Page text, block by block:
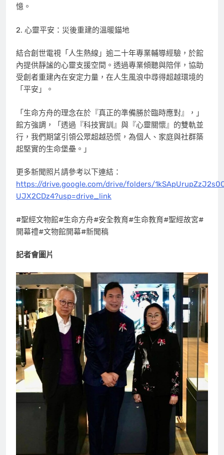
憶。
2. 心靈平安：災後重建的溫暖錨地
結合創世電視「人生熱線」逾二十年專業輔導經驗，於館
內提供靜謐的心靈支援空間。透過專業傾聽與陪伴，協助
受創者重建內在安定力量，在人生風浪中尋得超越環境的
「平安」。
「生命方舟的理念在於『真正的準備勝於臨時應對』，」
館方強調，「透過『科技實訓』與『心靈關懷』的雙軌並
行，我們期望引領公眾超越恐慌，為個人、家庭與社群築
起堅實的生命堡壘。」
更多新聞照片請參考以下連結：
https://drive.google.com/drive/folders/
UJX2CDz4?usp=drive_link
#聖經文物館#生命方舟#安全教育#生命教育#聖經故宮#
開幕禮#文物館開幕#新聞稿
記者會圖片